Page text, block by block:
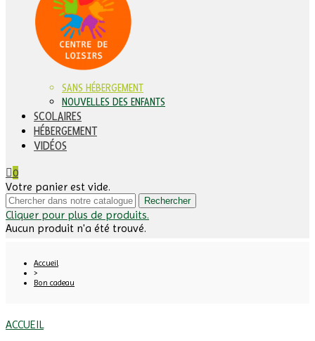
SANS HÉBERGEMENT
NOUVELLES DES ENFANTS
SCOLAIRES
HÉBERGEMENT
VIDÉOS
0
Votre panier est vide.
Rechercher
Cliquer pour plus de produits.
Aucun produit n'a été trouvé.
Accueil
>
Bon cadeau
ACCUEIL